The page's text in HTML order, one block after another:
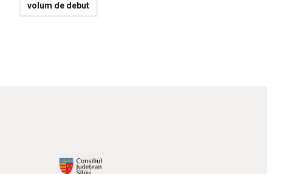
volum de debut